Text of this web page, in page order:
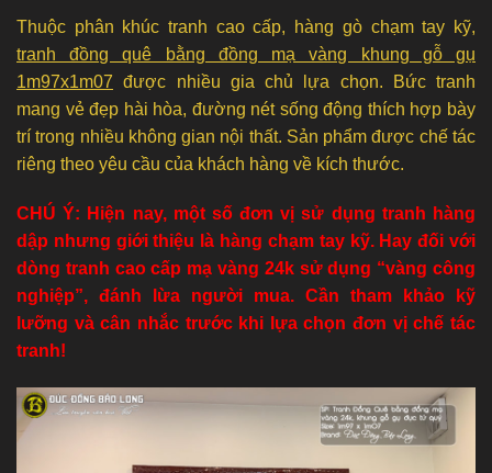
Thuộc phân khúc tranh cao cấp, hàng gò chạm tay kỹ,
tranh đồng quê bằng đồng mạ vàng khung gỗ gụ
1m97x1m07 được nhiều gia chủ lựa chọn. Bức tranh
mang vẻ đẹp hài hòa, đường nét sống động thích hợp bày
trí trong nhiều không gian nội thất. Sản phẩm được chế tác
riêng theo yêu cầu của khách hàng về kích thước.
CHÚ Ý: Hiện nay, một số đơn vị sử dụng tranh hàng
dập nhưng giới thiệu là hàng chạm tay kỹ. Hay đối với
dòng tranh cao cấp mạ vàng 24k sử dụng “vàng công
nghiệp”, đánh lừa người mua. Cần tham khảo kỹ
lưỡng và cân nhắc trước khi lựa chọn đơn vị chế tác
tranh!